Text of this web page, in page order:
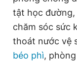
tật học đường,
chăm sóc sức
thoát nước vệ
béo phì,